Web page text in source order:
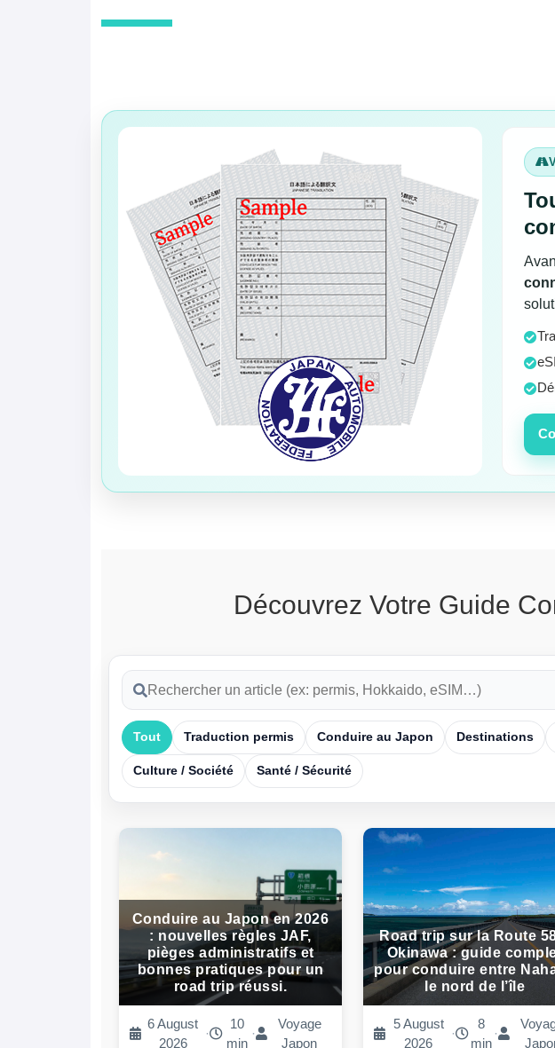
Découvrez Votre Guide
Tout Traduction permis Conduire au Japon Destinations
Culture / Société Santé / Sécurité
Conduire au Japon en 2026
: nouvelles règles JAF,
pièges administratifs et
bonnes pratiques pour un
road trip réussi.
6 August
2026
·
10
min
·
Voyage
Japon
Road trip sur la Route
Okinawa : guide
pour conduire entre
le nord de l’île
5 August
2026
·
8
min
·